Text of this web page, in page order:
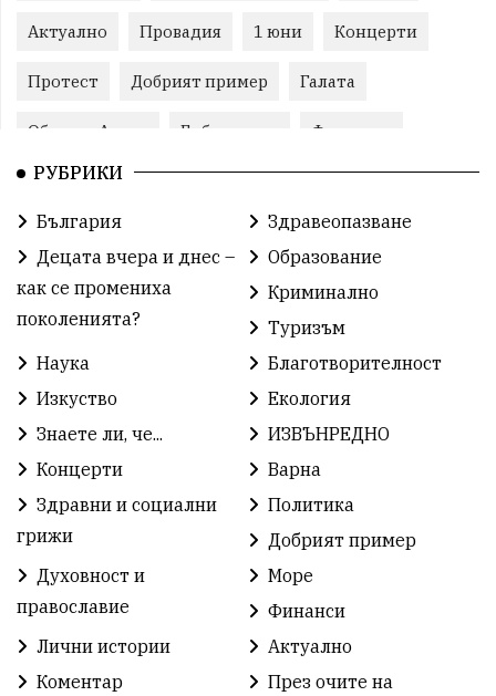
Актуално Провадия 1 юни Концерти
Протест Добрият пример Галата
Община Аврен Библиотека Фестивал
Финанси
Театър Спорт за деца История
Градски транспорт Нов протест
Безплатни прегледи Волейбол Карин дом
Зелена Енергия Ден на детето
Книги Ветрогенератори Девня
Ден на народните будители Изложба
Детски градини Богоявление
Разрушеното бомбоубежище
Избори 2026 Дарения
РУБРИКИ
България
Здравеопазване
Децата вчера и днес –
как се промениха
поколенията?
Образование
Криминално
Туризъм
Наука
Благотворителност
Изкуство
Екология
Знаете ли, че...
ИЗВЪНРЕДНО
Концерти
Варна
Здравни и социални
грижи
Политика
Добрият пример
Духовност и
православие
Море
Финанси
Лични истории
Актуално
Коментар
През очите на